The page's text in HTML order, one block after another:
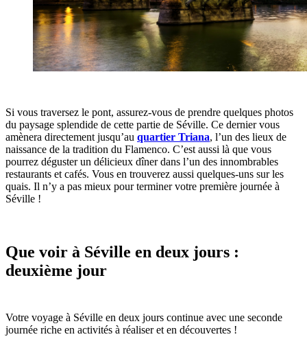
Si vous traversez le pont, assurez-vous de prendre quelques photos
du paysage splendide de cette partie de Séville. Ce dernier vous
amènera directement jusqu’au quartier Triana, l’un des lieux de
naissance de la tradition du Flamenco. C’est aussi là que vous
pourrez déguster un délicieux dîner dans l’un des innombrables
restaurants et cafés. Vous en trouverez aussi quelques-uns sur les
quais. Il n’y a pas mieux pour terminer votre première journée à
Séville !
Que voir à Séville en deux jours :
deuxième jour
Votre voyage à Séville en deux jours continue avec une seconde
journée riche en activités à réaliser et en découvertes !